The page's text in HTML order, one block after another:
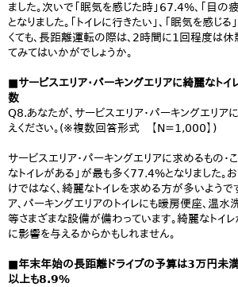
ました。次いで「眠気を感じた時」67.4%、「目
となりました。「トイレに行きたい」、「眠気を感じ
くても、長距離運転の際は、2時間に1回程度は休
てみてはいかがでしょうか。
■サービスエリア・パーキングエリアに綺麗なトイ
数
Q8.あなたが、サービスエリア・パーキングエリア
えください。(※複数回答形式 【N=1,000】)
サービスエリア・パーキングエリアに求めるもの・
なトイレがある」が最も多く77.4%となりました
けではなく、綺麗なトイレを求める方が多いようで
ア、パーキングエリアのトイレにも暖房便座、温
等さまざまな設備が備わっています。綺麗なトイ
に影響を与えるからかもしれません。
■年末年始の長距離ドライブの予算は3万円未
以上も8.9%